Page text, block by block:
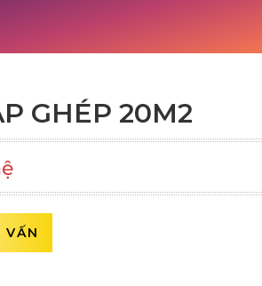
GHÉP 20M2
VẤN